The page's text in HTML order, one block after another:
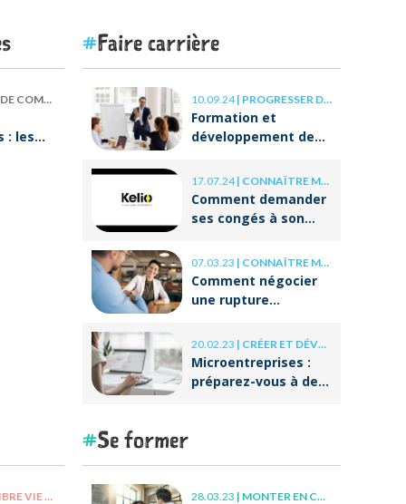
: les
Faire carrière
10.09.24| PROGRESSER DANS SA CARRIÈRE
Formation et
développement des
clés de la réussite à
long terme
17.07.24| CONNAÎTRE MES DROITS
Comment demander
ses congés à son
07.03.23 | CONNAÎTRE MES DROITS
Comment négocier
une rupture
20.02.23 | CRÉER ET DÉVELOPPER SA BOÎTE
Microentreprises :
préparez-vous à des
/ VIE PERSO
Se former
28.03.23 | MONTER EN COMPÉTENCE